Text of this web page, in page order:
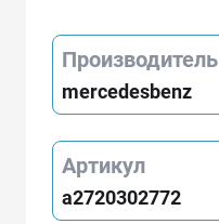
Производитель
mercedesbenz
Артикул
a2720302772